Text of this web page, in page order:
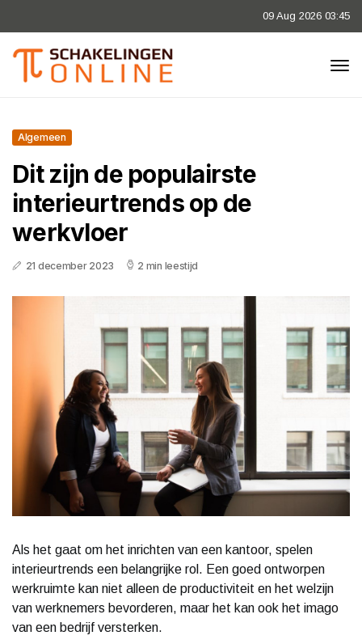
09 Aug 2026 03:45
Algemeen
Dit zijn de populairste
interieurtrends op de
werkvloer
21 december 2023 2 min leestijd
Als het gaat om het inrichten van een kantoor, spelen
interieurtrends een belangrijke rol. Een goed ontworpen
werkruimte kan niet alleen de productiviteit en het welzijn
van werknemers bevorderen, maar het kan ook het imago
van een bedrijf versterken.